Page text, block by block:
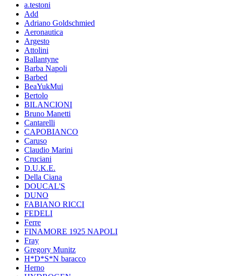
a.testoni
Add
Adriano Goldschmied
Aeronautica
Argesto
Attolini
Ballantyne
Barba Napoli
Barbed
BeaYukMui
Bertolo
BILANCIONI
Bruno Manetti
Cantarelli
CAPOBIANCO
Caruso
Claudio Marini
Cruciani
D.U.K.E.
Della Ciana
DOUCAL'S
DUNO
FABIANO RICCI
FEDELI
Ferre
FINAMORE 1925 NAPOLI
Fray
Gregory Munitz
H*D*S*N baracco
Herno